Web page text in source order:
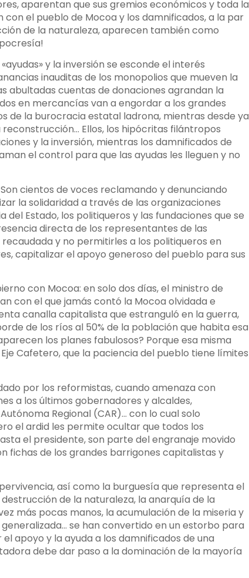
aparentan que sus gremios económicos y toda la
el pueblo de Mocoa y los damnificados, a la par
de la naturaleza, aparecen también como
y la inversión se esconde el interés
inauditas de los monopolios que mueven la
abultadas cuentas de donaciones agrandan la
en mercancías van a engordar a los grandes
de la burocracia estatal ladrona, mientras desde ya
Ellos, los hipócritas filántropos
y la inversión, mientras los damnificados de
el control para que las ayudas les lleguen y no
cientos de voces reclamando y denunciando
la solidaridad a través de las organizaciones
Estado, los politiqueros y las fundaciones que se
directa de los representantes de las
y no permitirles a los politiqueros en
capitalizar el apoyo generoso del pueblo para sus
con Mocoa: en solo dos días, el ministro de
con el que jamás contó la Mocoa olvidada e
canalla capitalista que estranguló en la guerra,
de los ríos al 50% de la población que habita esa
los planes fabulosos? Porque esa misma
Cafetero, que la paciencia del pueblo tiene límites
por los reformistas, cuando amenaza con
a los últimos gobernadores y alcaldes,
Regional (CAR)… con lo cual solo
el ardid les permite ocultar que todos los
el presidente, son parte del engranaje movido
fichas de los grandes barrigones capitalistas y
así como la burguesía que representa el
de la naturaleza, la anarquía de la
más pocas manos, la acumulación de la miseria y
se han convertido en un estorbo para
apoyo y la ayuda a los damnificados de una
debe dar paso a la dominación de la mayoría